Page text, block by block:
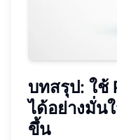
บทสรุป: ใช้
ได้อย่างมั่น
ขึ้น